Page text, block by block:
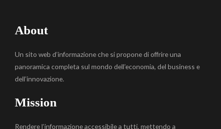
About
Un sito web d’informazione che si propone di offrire una
panoramica completa sul mondo dell’economia, del business e
dell’innovazione.
Mission
Rendere l’informazione accessibile a tutti, mettendo a